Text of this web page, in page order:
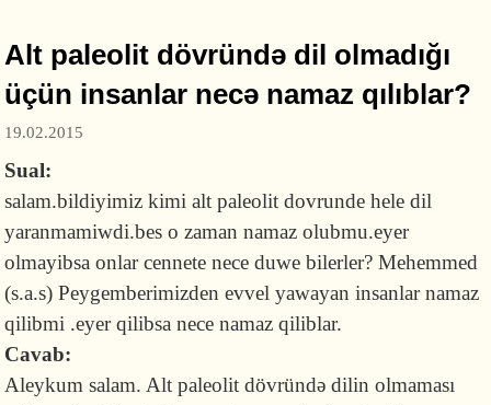
Alt paleolit dövründə dil olmadığı
üçün insanlar necə namaz qılıblar?
19.02.2015
Sual:
salam.bildiyimiz kimi alt paleolit dovrunde hele dil
yaranmamiwdi.bes o zaman namaz olubmu.eyer
olmayibsa onlar cennete nece duwe bilerler? Mehemmed
(s.a.s) Peygemberimizden evvel yawayan insanlar namaz
qilibmi .eyer qilibsa nece namaz qiliblar.
Cavab:
Aleykum salam. Alt paleolit dövründə dilin olmaması